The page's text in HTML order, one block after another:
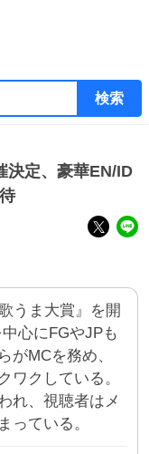
検索
決定、豪華EN/ID
うま大賞』を開
心にFGやJPも
がMCを務め、
ワクしている。
れ、視聴者はメ
っている。